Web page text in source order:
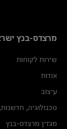
מרצדס-בנץ
שירות לקוחות
אודות
עיצוב
טכנולוגיה,
מגזין מרצדס-בנץ